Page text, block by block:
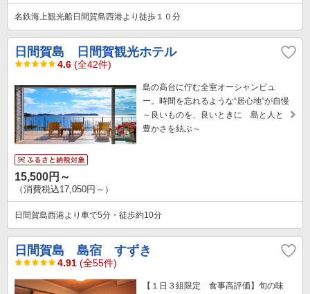
名鉄海上観光船日間賀島西港より徒歩１０分
日間賀島 日間賀観光ホテル
4.6 (全42件)
島の高台に佇む全室オーシャンビュ
ー。時間を忘れるような“居心地”が自慢
～良いものを、良いときに 島と人と
豊かさを結ぶ～
15,500円～
（消費税込17,050円～）
日間賀島西港より車で5分・徒歩約10分
日間賀島 島宿 すずき
4.91 (全55件)
【１日３組限定 食事高評価】旬の味